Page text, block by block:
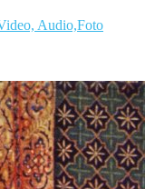
Audio,Foto